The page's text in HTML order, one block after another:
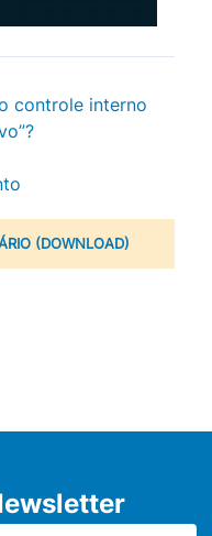
controle interno
(DOWNLOAD)